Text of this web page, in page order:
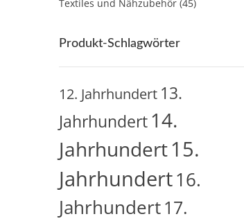
Textiles und Nähzubehör (45)
Produkt-Schlagwörter
12. Jahrhundert 13.
Jahrhundert14.
Jahrhundert15.
Jahrhundert16.
Jahrhundert17.